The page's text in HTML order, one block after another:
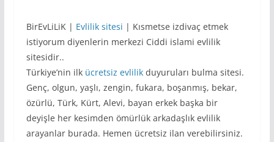
BirEvLiLiK | Evlilik sitesi | Kısmetse izdivaç etmek
istiyorum diyenlerin merkezi Ciddi islami evlilik
sitesidir..
Türkiye’nin ilk ücretsiz evlilikduyuruları bulma sitesi.
Genç, olgun, yaşlı, zengin, fukara, boşanmış, bekar,
özürlü, Türk, Kürt, Alevi, bayan erkek başka bir
deyişle her kesimden ömürlük arkadaşlık evlilik
arayanlar burada. Hemen ücretsiz ilan verebilirsiniz.